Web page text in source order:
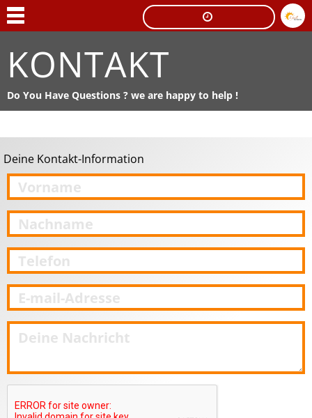
KONTAKT
Do You Have Questions ? we are happy to help !
Deine Kontakt-Information
SCHLIEßEN